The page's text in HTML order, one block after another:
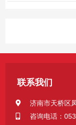
的优
联系我们
济南市天桥区
咨询电话：